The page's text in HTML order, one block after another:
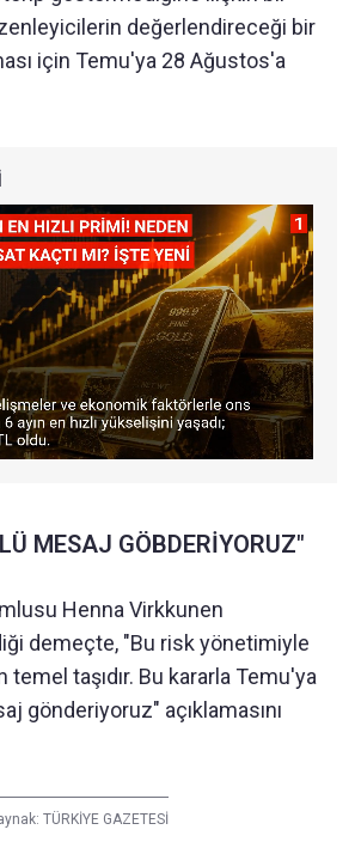
değerlendireceği bir
için Temu'ya 28 Ağustos'a
MESAJ GÖBDERİYORUZ"
Henna Virkkunen
demeçte, "Bu risk yönetimiyle
temel taşıdır. Bu kararla Temu'ya
gönderiyoruz" açıklamasını
TÜRKİYE GAZETESİ